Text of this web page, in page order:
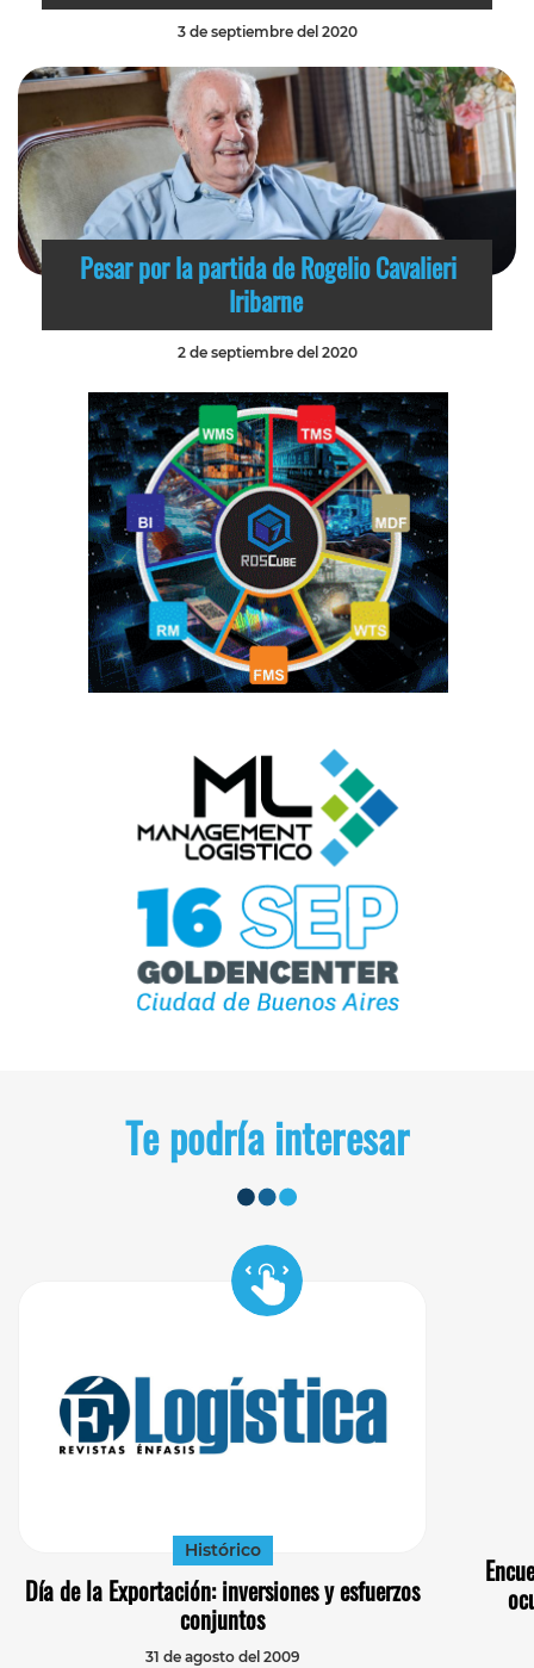
3 de septiembre del 2020
Pesar por la partida de Rogelio Cavalieri
Iribarne
2 de septiembre del 2020
Te podría interesar
Histórico
Día de la Exportación: inversiones y esfuerzos
conjuntos
31 de agosto del 2009